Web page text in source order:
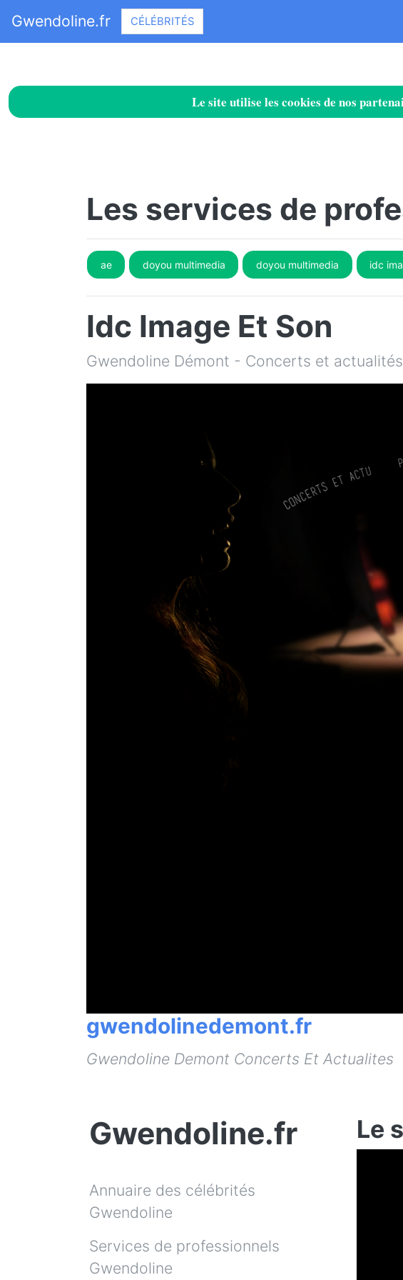
Le site utilise les cookies de nos
Gwendoline.fr CÉLÉBRITÉS
Les services de
ae doyou multimedia doyou multimedia idc
Idc Image Et Son
Gwendoline Démont - Concerts et actualités
gwendolinedemont.fr
Gwendoline Demont Concerts Et Actualites
Gwendoline.fr
Annuaire des célébrités
Gwendoline
Services de professionnels
Gwendoline
Le